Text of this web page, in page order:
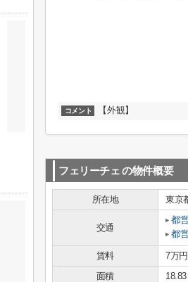
コメント 【外観】
フェリーチェ の物件概要
所在地 東京
交通
都
都
賃料 7万円
面積
18.83